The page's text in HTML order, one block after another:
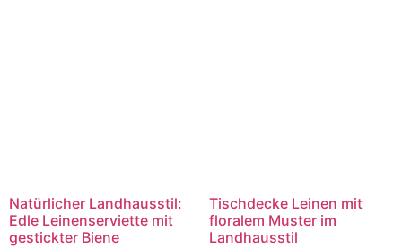
Natürlicher Landhausstil:
Edle Leinenserviette mit
gestickter Biene
Tischdecke Leinen mit
floralem Muster im
Landhausstil